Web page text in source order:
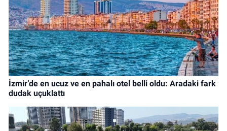
İzmir’de en ucuz ve en pahalı otel belli oldu: Aradaki fark
dudak uçuklattı